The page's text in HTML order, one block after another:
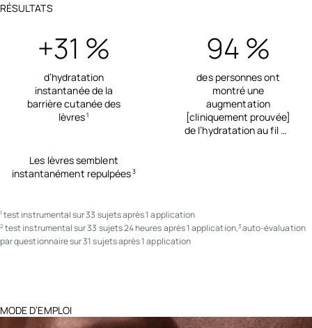
RÉSULTATS
+31 %
d’hydratation
instantanée de la
barrière cutanée des
lèvres1
94 %
des personnes ont
montré une
augmentation
[cliniquement prouvée]
de l’hydratation au fil du
Les lèvres semblent
instantanément repulpées3
1 test instrumental sur 33 sujets après 1 application
2 test instrumental sur 33 sujets 24 heures après 1 application,3 auto-évaluation
par questionnaire sur 31 sujets après 1 application
MODE D’EMPLOI